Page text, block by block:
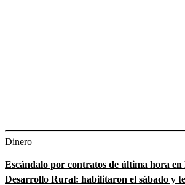
Dinero
Escándalo por contratos de última hora en
Desarrollo Rural: habilitaron el sábado y